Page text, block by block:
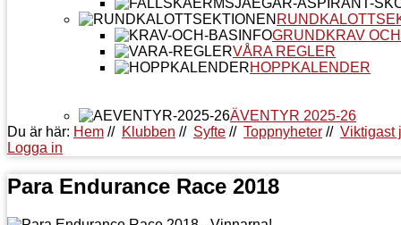
GRUNDKRAV
VÅRA REGLER
HOPPKALENDER
ÄVENTYR 2025-26
Du är här: Hem // Klubben // Syfte // Toppnyheter // Viktigast
Logga in
Para Endurance Race 2018